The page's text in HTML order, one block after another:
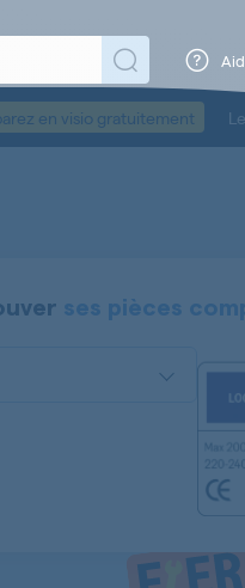
en visio gratuitement
ses pièces